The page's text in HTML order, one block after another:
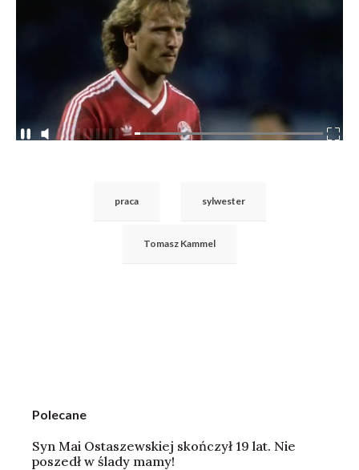
praca sylwester
Tomasz Kammel
Polecane
Syn Mai Ostaszewskiej skończył 19 lat. Nie
poszedł w ślady mamy!